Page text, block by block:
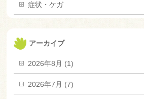
症状・ケガ
アーカイブ
2026年8月 (1)
2026年7月 (7)